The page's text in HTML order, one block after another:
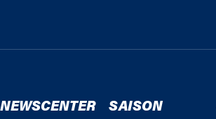
NEWSCENTER SAISON